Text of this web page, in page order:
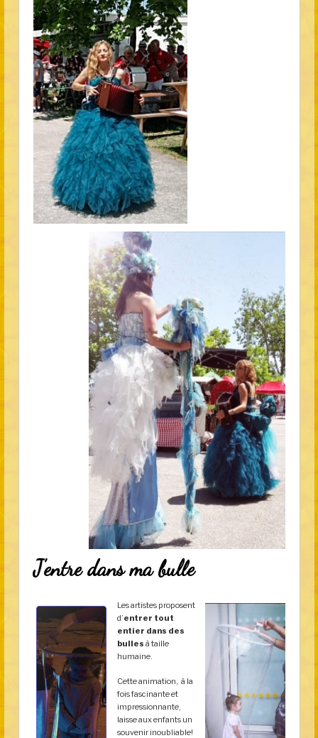
J’entre dans ma bulle
Les artistes proposent
d’entrer tout
entier dans des
bulles à taille
humaine.
Cette animation, à la
fois fascinante et
impressionnante,
laisse aux enfants un
souvenir inoubliable!